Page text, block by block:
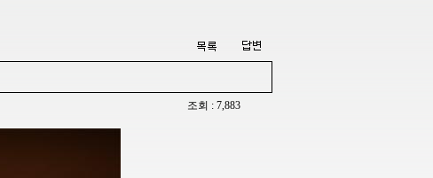
조회 : 7,883